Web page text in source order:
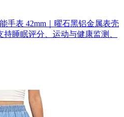
能手表 42mm｜曜石黑铝金属表壳
睡眠评分、运动与健康监测、